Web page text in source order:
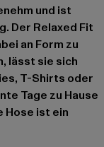
und ist
Der Relaxed Fit
an Form zu
lässt sie sich
T-Shirts oder
Tage zu Hause
Hose ist ein